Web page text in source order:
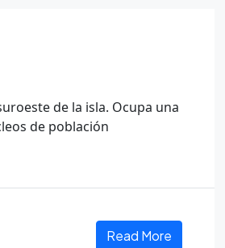
de la isla. Ocupa una
de población
Read More